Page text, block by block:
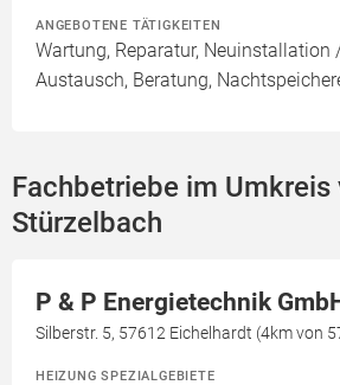
ANGEBOTENE TÄTIGKEITEN
Wartung, Reparatur, Neuinstallation
Austausch, Beratung,
Fachbetriebe im Umkreis
Stürzelbach
P & P Energietechnik
Silberstr. 5, 57612 Eichelhardt (4km von
HEIZUNG SPEZIALGEBIETE